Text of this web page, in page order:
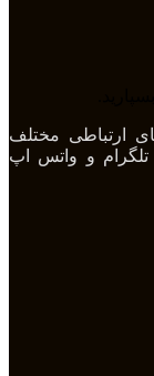
طریق راه های ارتباطی مختلف
و واتس اپ